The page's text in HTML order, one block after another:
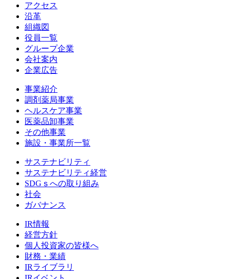
アクセス
沿革
組織図
役員一覧
グループ企業
会社案内
企業広告
事業紹介
調剤薬局事業
ヘルスケア事業
医薬品卸事業
その他事業
施設・事業所一覧
サステナビリティ
サステナビリティ経営
SDGｓへの取り組み
社会
ガバナンス
IR情報
経営方針
個人投資家の皆様へ
財務・業績
IRライブラリ